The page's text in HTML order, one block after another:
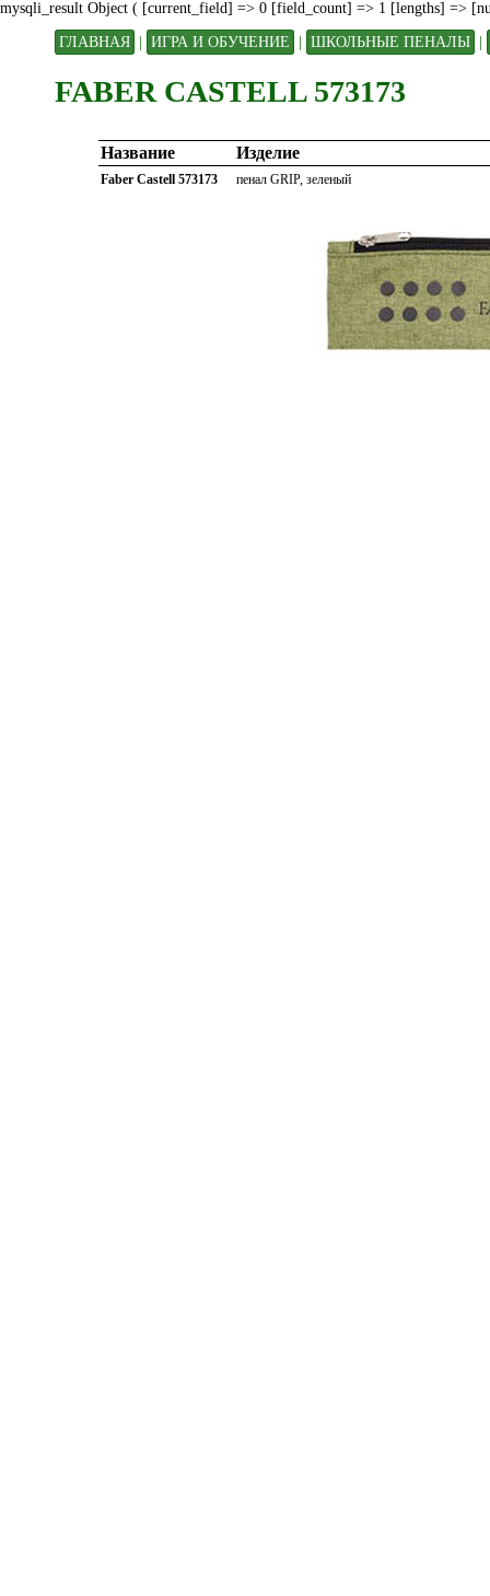
mysqli_result Object ( [current_field] => 0 [field_count] => 1 [lengths] =>
ГЛАВНАЯ ИГРА И ОБУЧЕНИЕ ШКОЛЬНЫЕ ПЕНАЛЫ
FABER CASTELL 573173
Название Изделие
Faber Castell 573173 пенал GRIP, зеленый